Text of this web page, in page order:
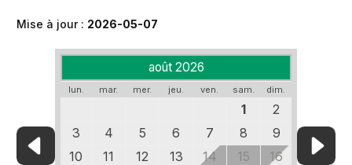
Mise à jour : 2026-05-07
août 2026
lun. mar. mer. jeu. ven. sam. dim.
1
2
3
4 5 6 7 8
9
10
11 12 13 14 15
16